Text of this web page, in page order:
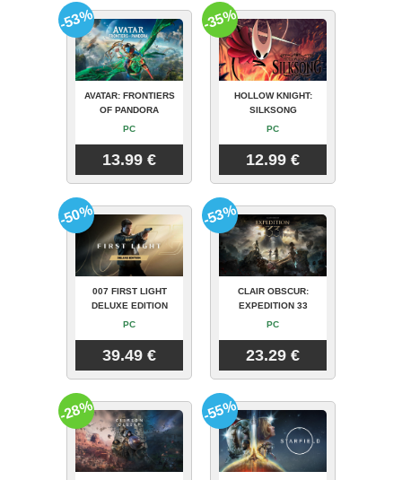
AVATAR: FRONTIERS
OF PANDORA
PC
13.99 €
-53%
HOLLOW KNIGHT:
SILKSONG
PC
12.99 €
-35%
007 FIRST LIGHT
DELUXE EDITION
PC
39.49 €
-50%
CLAIR OBSCUR:
EXPEDITION 33
PC
23.29 €
-53%
-28% -55%